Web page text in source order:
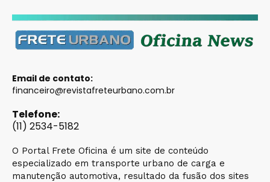
Email de contato:
financeiro@revistafreteurbano.com.br
Telefone:
(11) 2534-5182
O Portal Frete Oficina é um site de conteúdo
especializado em transporte urbano de carga e
manutenção automotiva, resultado da fusão dos sites